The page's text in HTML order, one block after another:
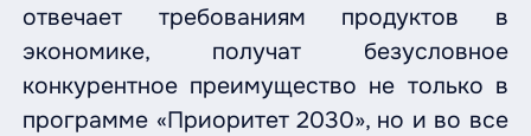
отвечает требованиям продуктов в
экономике, получат безусловное
конкурентное преимущество не только в
программе «Приоритет 2030», но и во все